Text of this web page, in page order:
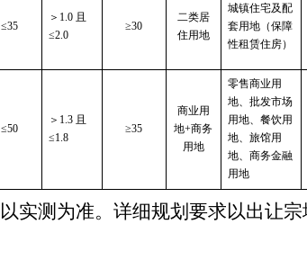
≤35
＞1.0 且
≤2.0
≥30
二类居
住用地
城镇住宅及配
套用地（保障
性租赁住房）
≤50
＞ 1.3且
≤1.8
≥35
商业用
地+商务
用地
零售商业用
地、批发市场
用地、餐饮用
地、旅馆用
地、商务金融
用地
实测为准。详细规划要求以出让